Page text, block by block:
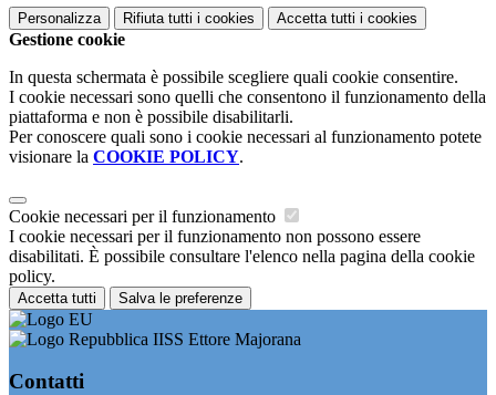
Personalizza Rifiuta tutti i cookies Accetta tutti i cookies
Gestione cookie
In questa schermata è possibile scegliere quali cookie consentire.
I cookie necessari sono quelli che consentono il funzionamento della
piattaforma e non è possibile disabilitarli.
Per conoscere quali sono i cookie necessari al funzionamento potete
visionare la COOKIE POLICY.
Cookie necessari per il funzionamento
I cookie necessari per il funzionamento non possono essere
disabilitati. È possibile consultare l'elenco nella pagina della cookie
policy.
Accetta tutti Salva le preferenze
IISS Ettore Majorana
Contatti